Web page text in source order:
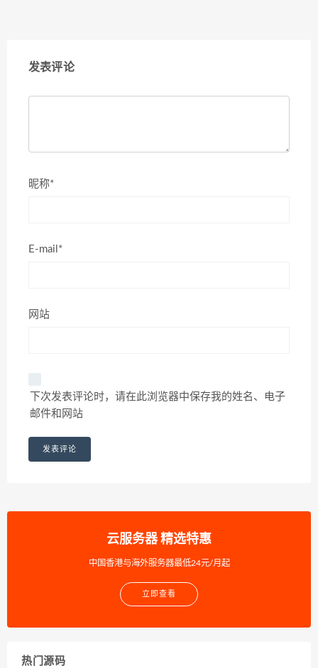
发表评论
昵称*
E-mail*
网站
下次发表评论时，请在此浏览器中保存我的姓名、电子
邮件和网站
云服务器 精选特惠
中国香港与海外服务器最低24元/月起
立即查看
热门源码